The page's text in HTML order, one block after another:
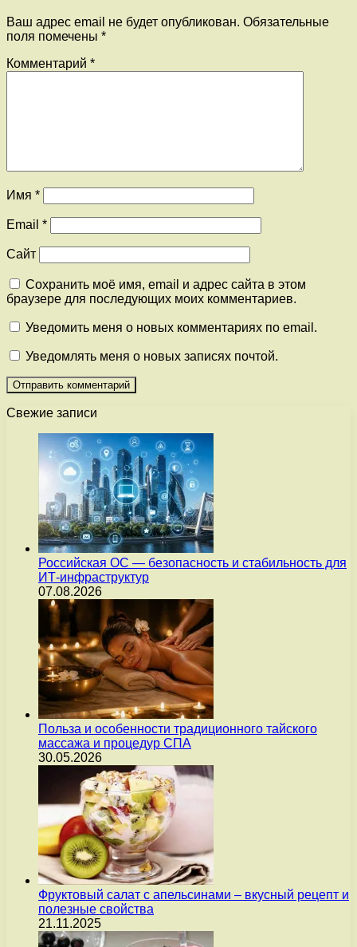
Ваш адрес email не будет опубликован. Обязательные
поля помечены *
Комментарий *
Имя *
Email *
Сайт
Сохранить моё имя, email и адрес сайта в этом
браузере для последующих моих комментариев.
Уведомить меня о новых комментариях по email.
Уведомлять меня о новых записях почтой.
Свежие записи
Российская ОС — безопасность и стабильность для
ИТ-инфраструктур
07.08.2026
Польза и особенности традиционного тайского
массажа и процедур СПА
30.05.2026
Фруктовый салат с апельсинами – вкусный рецепт и
полезные свойства
21.11.2025